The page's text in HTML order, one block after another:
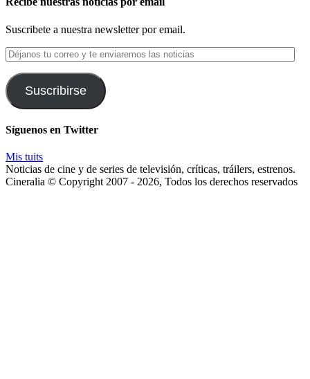
Suscribete a nuestra newsletter por email.
Déjanos
tu
correo
y
te
las
noticias
Suscribirse
Síguenos en Twitter
Mis tuits
Noticias de cine y de series de televisión, críticas, tráilers, estrenos.
Cineralia © Copyright 2007 - 2026, Todos los derechos reservados